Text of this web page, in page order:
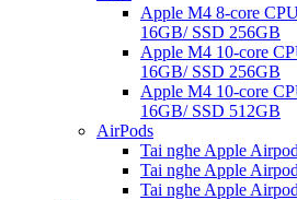
Apple M4 8-core
16GB/ SSD 256GB
Apple M4 10-core
16GB/ SSD 256GB
Apple M4 10-core
16GB/ SSD 512GB
AirPods
Tai nghe Apple
Tai nghe Apple
Tai nghe Apple